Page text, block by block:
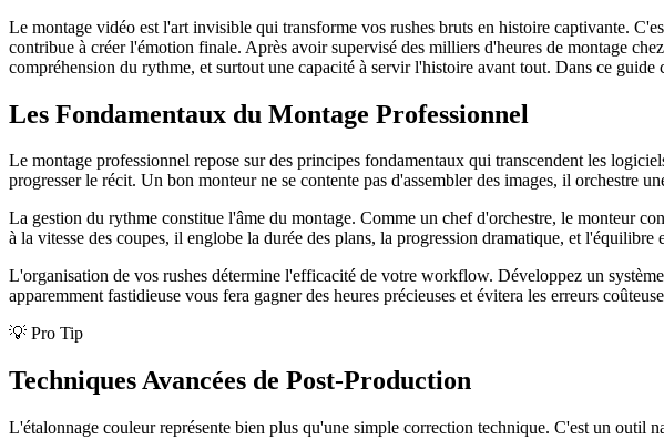
Le montage vidéo est l'art invisible qui transforme vos rushes bruts en histoire captivante.
contribue à créer l'émotion finale. Après avoir supervisé des milliers d'heures de montage
compréhension du rythme, et surtout une capacité à servir l'histoire avant tout. Dans ce
Les Fondamentaux du Montage Professionnel
Le montage professionnel repose sur des principes fondamentaux qui transcendent les
progresser le récit. Un bon monteur ne se contente pas d'assembler des images, il orchestre
La gestion du rythme constitue l'âme du montage. Comme un chef d'orchestre, le monteur
à la vitesse des coupes, il englobe la durée des plans, la progression dramatique, et l'équilibre
L'organisation de vos rushes détermine l'efficacité de votre workflow. Développez un
apparemment fastidieuse vous fera gagner des heures précieuses et évitera les erreurs
💡 Pro Tip
Techniques Avancées de Post-Production
L'étalonnage couleur représente bien plus qu'une simple correction technique. C'est un